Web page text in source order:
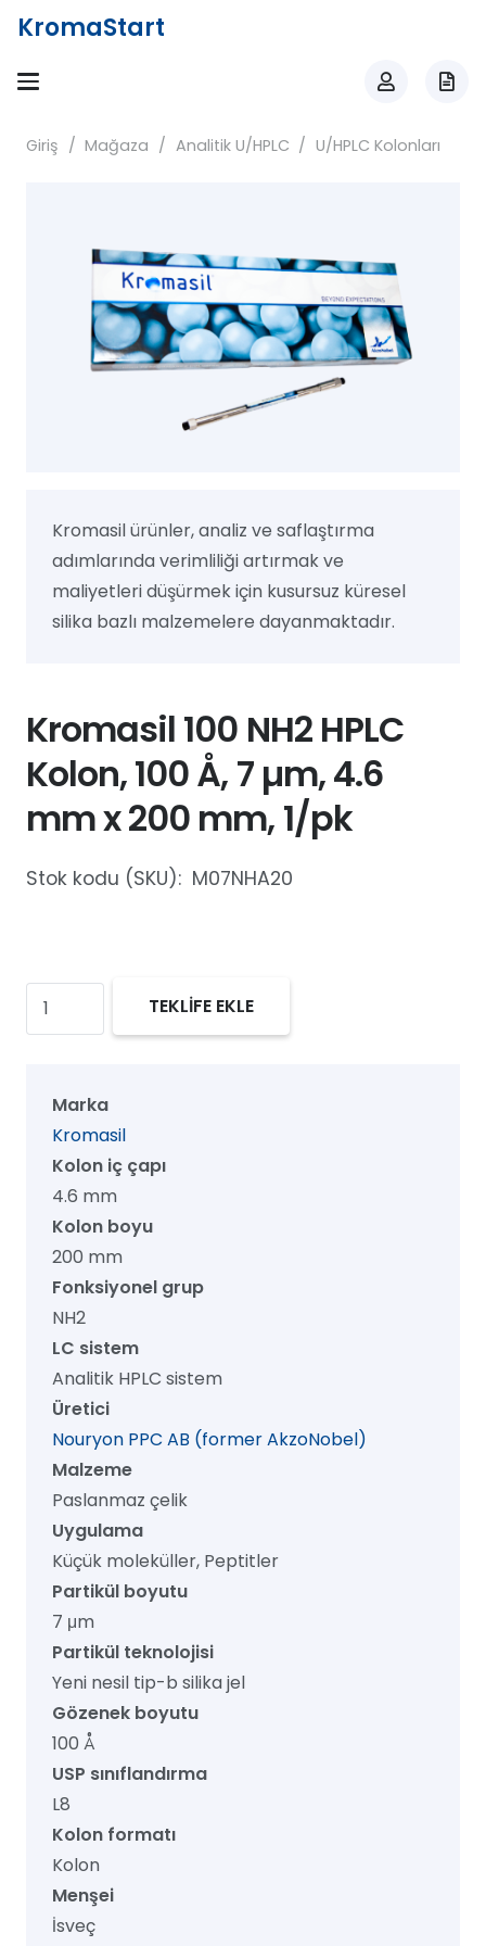
KromaStart
Giriş / Mağaza / Analitik U/HPLC / U/HPLC Kolonları
Kromasil ürünler, analiz ve saflaştırma
adımlarında verimliliği artırmak ve
maliyetleri düşürmek için kusursuz küresel
silika bazlı malzemelere dayanmaktadır.
Kromasil 100 NH2 HPLC
Kolon, 100 Å, 7 µm, 4.6
mm x 200 mm, 1/pk
Stok kodu (SKU): M07NHA20
Kromasil
100
Kolon,
µm,
mm
200
mm,
1/pk
adet
TEKLİFE EKLE
Marka
Kromasil
Kolon iç çapı
4.6 mm
Kolon boyu
200 mm
Fonksiyonel grup
NH2
LC sistem
Analitik HPLC sistem
Üretici
Nouryon PPC AB (former AkzoNobel)
Malzeme
Paslanmaz çelik
Uygulama
Küçük moleküller, Peptitler
Partikül boyutu
7 μm
Partikül teknolojisi
Yeni nesil tip-b silika jel
Gözenek boyutu
100 Å
USP sınıflandırma
L8
Kolon formatı
Kolon
Menşei
İsveç